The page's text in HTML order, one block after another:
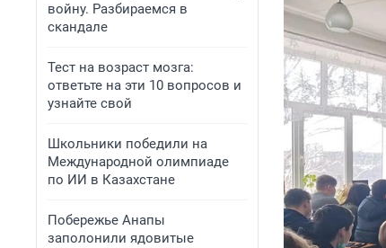
войну. Разбираемся в
скандале
Тест на возраст мозга:
ответьте на эти 10 вопросов и
узнайте свой
Школьники победили на
Международной олимпиаде
по ИИ в Казахстане
Побережье Анапы
заполонили ядовитые